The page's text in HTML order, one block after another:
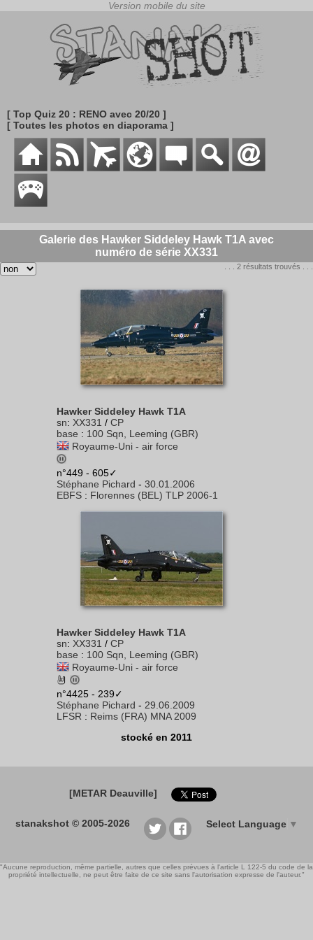
[ Top Quiz 20 : RENO avec 20/20 ]
[ Toutes les photos en diaporama ]
Galerie des Hawker Siddeley Hawk T1A avec
numéro de série XX331
. . . 2 résultats trouvés . . .
Hawker Siddeley Hawk T1A
sn: XX331 / CP
base : 100 Sqn, Leeming (GBR)
Royaume-Uni - air force
n°449 - 605✓
Stéphane Pichard - 30.01.2006
EBFS : Florennes (BEL) TLP 2006-1
Hawker Siddeley Hawk T1A
sn: XX331 / CP
base : 100 Sqn, Leeming (GBR)
Royaume-Uni - air force
n°4425 - 239✓
Stéphane Pichard - 29.06.2009
LFSR : Reims (FRA) MNA 2009
stocké en 2011
[METAR Deauville]
stanakshot © 2005-2026 Select Language ▼
"Aucune reproduction, même partielle, autres que celles prévues à l'article L 122-5 du code de la
propriété intellectuelle, ne peut être faite de ce site sans l'autorisation expresse de l'auteur."